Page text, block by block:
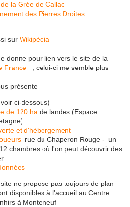
la Grée de Callac
des Pierres Droites
sur Wikipédia
donne pour lien vers le site de la
France ; celui-ci me semble plus
présente
ci-dessous)
de 120 ha de landes (Espace
et d'hébergement
, rue du Chaperon Rouge - un
chambres où l'on peut découvrir des
ne propose pas toujours de plan
disponibles à l'accueil au Centre
à Monteneuf